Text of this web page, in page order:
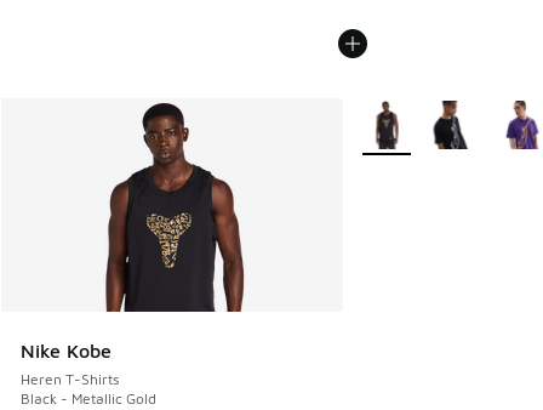
Nike Kobe
Heren T-Shirts
Black - Metallic Gold
Meer kleuren